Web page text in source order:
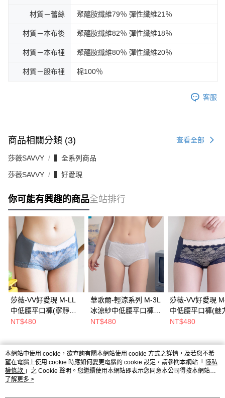
材質－蕾絲 聚醯胺纖維79％ 彈性纖維21％
材質－本布後 聚醯胺纖維82％ 彈性纖維18％
材質－本布裡 聚醯胺纖維80％ 彈性纖維20％
材質－股布裡 棉100％
客服
商品相關分類 (3) 查看全部
莎薇SAVVY ▍全系列商品
莎薇SAVVY ▍好愛現
你可能有興趣的商品全站排行
莎薇-VV好愛現 M-LL
中低腰平口褲(寧靜灰
藍) 搭配內褲-
NT$480
華歌爾-輕涼系列 M-3L
冰涼紗中低腰平口褲
(冰晶灰) NS7377FR
NT$480
莎薇-VV好愛現
中低腰平口褲(魅
AB3581搭配內褲-
NT$480
熱門標籤
本網站中使用 cookie，欲查詢有關本網站使用 cookie 方式之詳情，及若您不希
望在電腦上使用 cookie 時應如何變更電腦的 cookie 設定，請參閱本網站「 隱私
權條款 」之 Cookie 聲明。您繼續使用本網站即表示您同意本公司得按本網站使
用條款之 Cookie 聲明使用 cookie。
了解更多 >